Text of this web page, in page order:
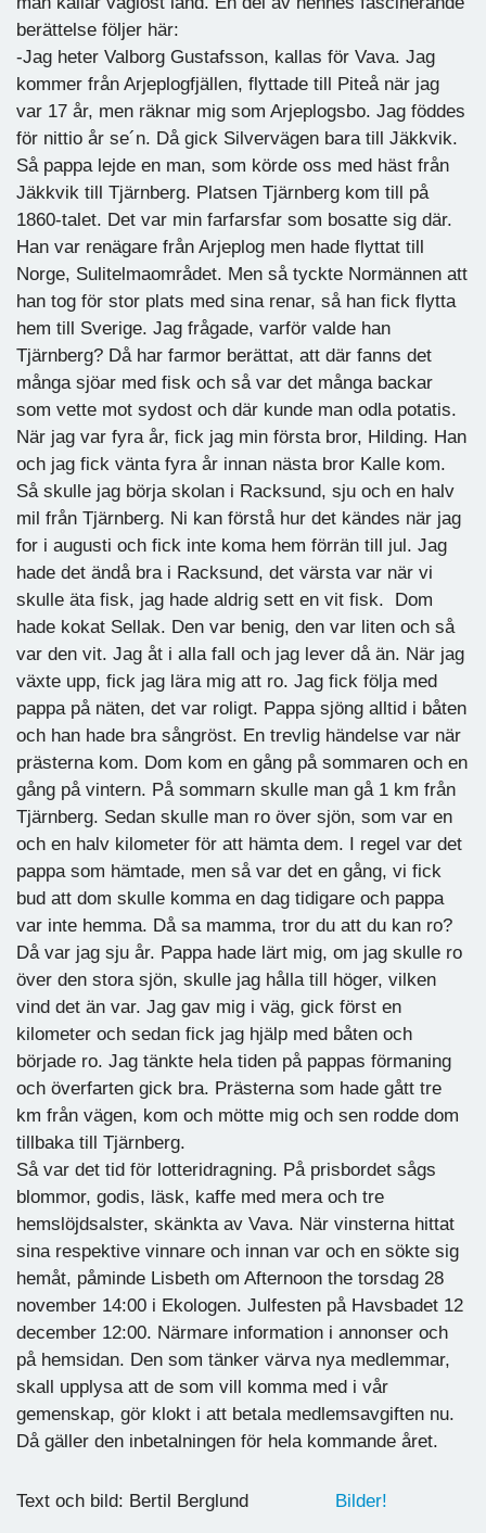
berättelse följer här:
-Jag heter Valborg Gustafsson, kallas för Vava. Jag
kommer från Arjeplogfjällen, flyttade till Piteå när jag
var 17 år, men räknar mig som Arjeplogsbo. Jag föddes
för nittio år se´n. Då gick Silvervägen bara till Jäkkvik.
Så pappa lejde en man, som körde oss med häst från
Jäkkvik till Tjärnberg. Platsen Tjärnberg kom till på
1860-talet. Det var min farfarsfar som bosatte sig där.
Han var renägare från Arjeplog men hade flyttat till
Norge, Sulitelmaområdet. Men så tyckte Normännen att
han tog för stor plats med sina renar, så han fick flytta
hem till Sverige. Jag frågade, varför valde han
Tjärnberg? Då har farmor berättat, att där fanns det
många sjöar med fisk och så var det många backar
som vette mot sydost och där kunde man odla potatis.
När jag var fyra år, fick jag min första bror, Hilding. Han
och jag fick vänta fyra år innan nästa bror Kalle kom.
Så skulle jag börja skolan i Racksund, sju och en halv
mil från Tjärnberg. Ni kan förstå hur det kändes när jag
for i augusti och fick inte koma hem förrän till jul. Jag
hade det ändå bra i Racksund, det värsta var när vi
skulle äta fisk, jag hade aldrig sett en vit fisk. Dom
hade kokat Sellak. Den var benig, den var liten och så
var den vit. Jag åt i alla fall och jag lever då än. När jag
växte upp, fick jag lära mig att ro. Jag fick följa med
pappa på näten, det var roligt. Pappa sjöng alltid i båten
och han hade bra sångröst. En trevlig händelse var när
prästerna kom. Dom kom en gång på sommaren och en
gång på vintern. På sommarn skulle man gå 1 km från
Tjärnberg. Sedan skulle man ro över sjön, som var en
och en halv kilometer för att hämta dem. I regel var det
pappa som hämtade, men så var det en gång, vi fick
bud att dom skulle komma en dag tidigare och pappa
var inte hemma. Då sa mamma, tror du att du kan ro?
Då var jag sju år. Pappa hade lärt mig, om jag skulle ro
över den stora sjön, skulle jag hålla till höger, vilken
vind det än var. Jag gav mig i väg, gick först en
kilometer och sedan fick jag hjälp med båten och
började ro. Jag tänkte hela tiden på pappas förmaning
och överfarten gick bra. Prästerna som hade gått tre
km från vägen, kom och mötte mig och sen rodde dom
tillbaka till Tjärnberg.
Så var det tid för lotteridragning. På prisbordet sågs
blommor, godis, läsk, kaffe med mera och tre
hemslöjdsalster, skänkta av Vava. När vinsterna hittat
sina respektive vinnare och innan var och en sökte sig
hemåt, påminde Lisbeth om Afternoon the torsdag 28
november 14:00 i Ekologen. Julfesten på Havsbadet 12
december 12:00. Närmare information i annonser och
på hemsidan. Den som tänker värva nya medlemmar,
skall upplysa att de som vill komma med i vår
gemenskap, gör klokt i att betala medlemsavgiften nu.
Då gäller den inbetalningen för hela kommande året.
Text och bild: Bertil Berglund Bilder!